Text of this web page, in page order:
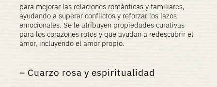
para mejorar las relaciones románticas y familiares,
ayudando a superar conflictos y reforzar los lazos
emocionales. Se le atribuyen propiedades curativas
para los corazones rotos y que ayudan a redescubrir el
amor, incluyendo el amor propio.
Cuarzo rosa y espiritualidad